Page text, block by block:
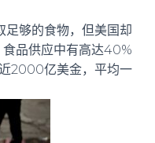
足够的食物，但美国却
品供应中有高达40%
2000亿美金，平均一